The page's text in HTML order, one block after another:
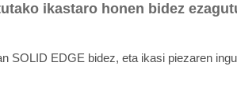
ikastaro honen bidez
SOLID EDGE bidez, eta ikasi piezaren